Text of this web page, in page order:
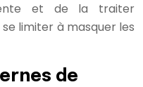
et de la traiter
limiter à masquer les
de